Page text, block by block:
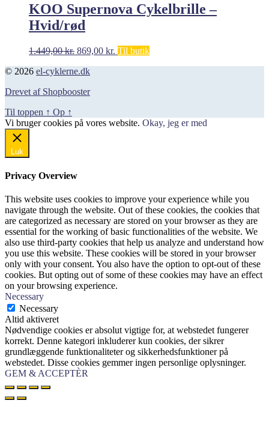
1.199,00 kr..719,00 kr..
KOO Supernova Cykelbrille –
Hvid/rød
1.449,00kr. Den
pris
1.449,00 kr..
869,00 kr. Den
Til butik
© 2026 el-cyklerne.dk
Drevet af Shopbooster
Til toppen ↑ Op ↑
Vi bruger cookies på vores website. Okay, jeg er med
Luk
Privacy Overview
This website uses cookies to improve your experience while you
navigate through the website. Out of these cookies, the cookies that
are categorized as necessary are stored on your browser as they are
essential for the working of basic functionalities of the website. We
also use third-party cookies that help us analyze and understand how
you use this website. These cookies will be stored in your browser
only with your consent. You also have the option to opt-out of these
cookies. But opting out of some of these cookies may have an effect
on your browsing experience.
Necessary
Necessary
Altid aktiveret
Nødvendige cookies er absolut vigtige for, at webstedet fungerer
korrekt. Denne kategori inkluderer kun cookies, der sikrer
grundlæggende funktionaliteter og sikkerhedsfunktioner på
webstedet. Disse cookies gemmer ingen personlige oplysninger.
GEM & ACCEPTÈR